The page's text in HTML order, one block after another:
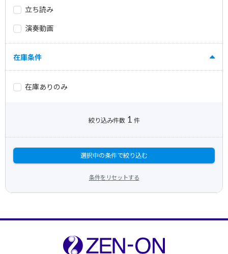
立ち読み
演奏動画
在庫条件
在庫ありのみ
絞り込み件数 1 件
選択中の条件で絞り込む
条件をリセットする